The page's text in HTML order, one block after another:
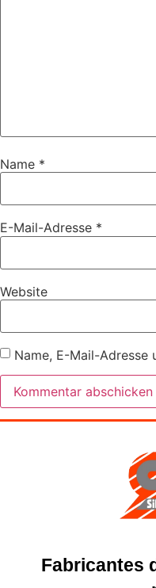
Name *
E-Mail-Adresse *
Website
Name, E-Mail-Adresse
Fabricantes